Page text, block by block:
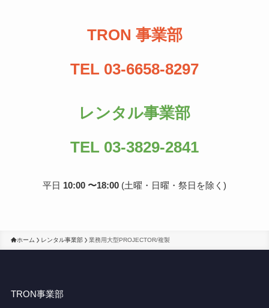
TRON 事業部
TEL 03-6658-8297
レンタル事業部
TEL 03-3829-2841
平日 10:00 〜18:00 (土曜・日曜・祭日を除く)
ホーム レンタル事業部 業務用大型PROJECTOR/複製
TRON事業部